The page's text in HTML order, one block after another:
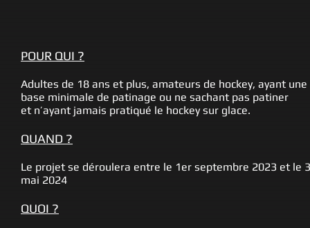
POUR QUI ?
Adultes de 18 ans et plus, amateurs de hockey, ayant une
base minimale de patinage ou ne sachant pas patiner
et n’ayant jamais pratiqué le hockey sur glace.
QUAND ?
Le projet se déroulera entre le 1er septembre 2023 et le
mai 2024
QUOI ?